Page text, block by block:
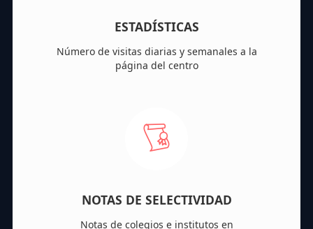
ESTADÍSTICAS
Número de visitas diarias y semanales a la
página del centro
NOTAS DE SELECTIVIDAD
Notas de colegios e institutos en